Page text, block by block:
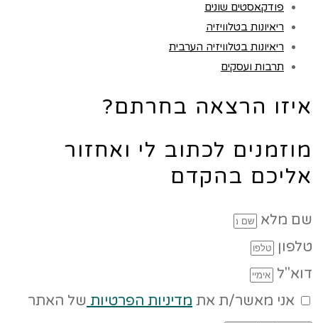
פודקאסטים שונים
ריאיונות בטלוויזיה
ריאיונות בטלוויזיה הערבית
תרבות ועסקים
איזו הרצאה בחרתם?
מוזמנים לכתוב לי ואחזור
אליכם בהקדם
שם מלא
טלפון
דוא"ל
אני מאשר/ת את מדיניות הפרטיות של האתר